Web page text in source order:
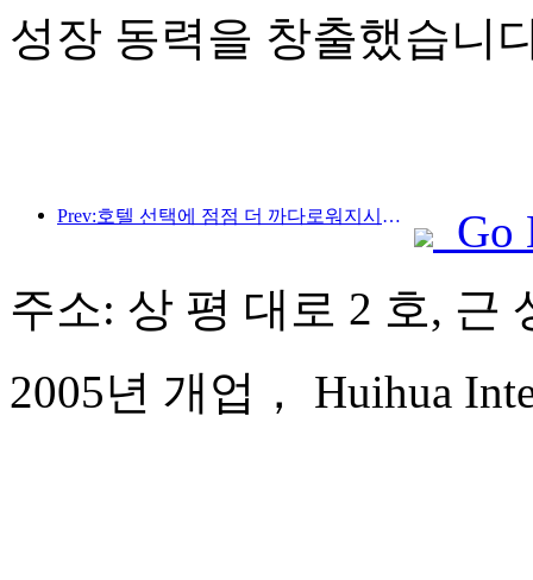
성장 동력을 창출했습니
Prev:호텔 선택에 점점 더 까다로워지시나요? 중급 및 고급 브랜드 모두 세부 사항을 '선택'하고 있습니다.
Go
주소: 상 평 대로 2 호, 근
2005년 개업， Huihua